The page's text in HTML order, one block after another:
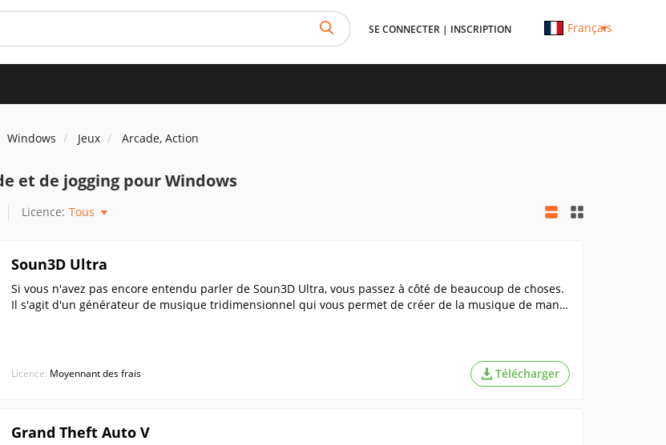
SE CONNECTER | INSCRIPTION Français
Windows Jeux Arcade, Action
et de jogging pour Windows
Licence: Tous
Soun3D Ultra
Si vous n'avez pas encore entendu parler de Soun3D Ultra, vous passez à côté de beaucoup de choses.
Il s'agit d'un générateur de musique tridimensionnel qui vous permet de créer de la musique de maniè
Licence: Moyennant des frais Télécharger
Grand Theft Auto V